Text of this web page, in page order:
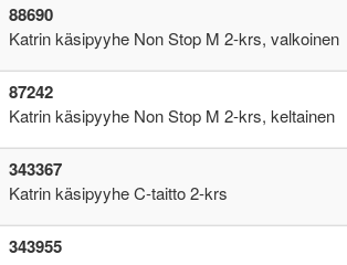
88690
Katrin käsipyyhe Non Stop M 2-krs, valkoinen
87242
Katrin käsipyyhe Non Stop M 2-krs, keltainen
343367
Katrin käsipyyhe C-taitto 2-krs
343955